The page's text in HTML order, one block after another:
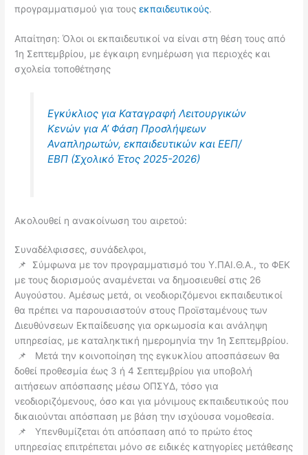
προγραμματισμού για τουςεκπαιδευτικούς.
Απαίτηση: Όλοι οι εκπαιδευτικοί να είναι στη θέση τους από
1η Σεπτεμβρίου, με έγκαιρη ενημέρωση για περιοχές και
σχολεία τοποθέτησης
Εγκύκλιος για Καταγραφή Λειτουργικών
Κενών για Α’ Φάση Προσλήψεων
Αναπληρωτών, εκπαιδευτικών και ΕΕΠ/
ΕΒΠ (Σχολικό Έτος 2025-2026)
Ακολουθεί η ανακοίνωση του αιρετού:
Συναδέλφισσες, συνάδελφοι,
📌 Σύμφωνα με τον προγραμματισμό του Υ.ΠΑΙ.Θ.Α., το ΦΕΚ
με τους διορισμούς αναμένεται να δημοσιευθεί στις 26
Αυγούστου. Αμέσως μετά, οι νεοδιοριζόμενοι εκπαιδευτικοί
θα πρέπει να παρουσιαστούν στους Προϊσταμένους των
Διευθύνσεων Εκπαίδευσης για ορκωμοσία και ανάληψη
υπηρεσίας, με καταληκτική ημερομηνία την 1η Σεπτεμβρίου.
📌 Μετά την κοινοποίηση της εγκυκλίου αποσπάσεων θα
δοθεί προθεσμία έως 3 ή 4 Σεπτεμβρίου για υποβολή
αιτήσεων απόσπασης μέσω ΟΠΣΥΔ, τόσο για
νεοδιοριζόμενους, όσο και για μόνιμους εκπαιδευτικούς που
δικαιούνται απόσπαση με βάση την ισχύουσα νομοθεσία.
📌 Υπενθυμίζεται ότι απόσπαση από το πρώτο έτος
υπηρεσίας επιτρέπεται μόνο σε ειδικές κατηγορίες μετάθεσης